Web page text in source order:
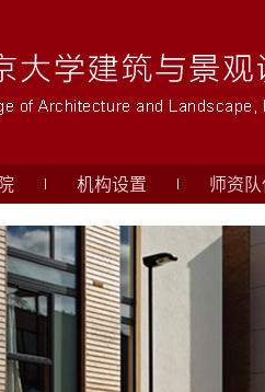
机构设置 师资队